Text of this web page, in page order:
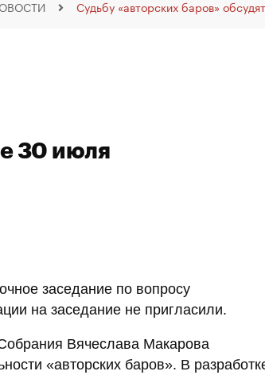
Судьбу «авторских баров»
30 июля
заседание по вопросу
на заседание не пригласили.
Вячеслава Макарова
«авторских баров». В